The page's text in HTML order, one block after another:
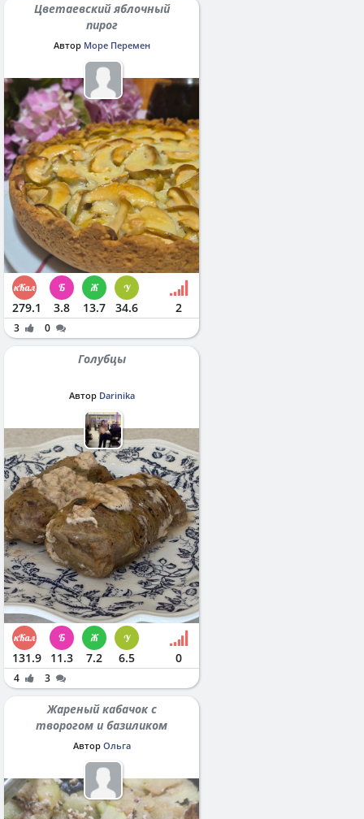
Цветаевский яблочный
пирог
Автор Море Перемен
279.1 3.8 13.7 34.6 2
3 0
Голубцы
Автор Darinika
131.9 11.3 7.2 6.5 0
4 3
Жареный кабачок с
творогом и базиликом
Автор Ольга